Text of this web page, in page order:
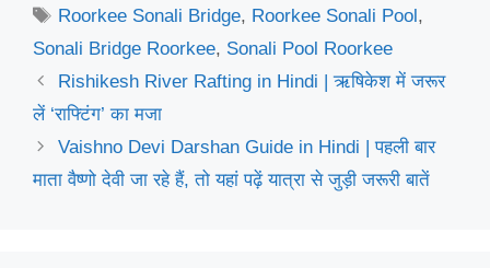
Tags
Roorkee Sonali Bridge, Roorkee Sonali Pool,
Sonali Bridge Roorkee, Sonali Pool Roorkee
Rishikesh River Rafting in Hindi | ऋषिकेश में जरूर
लें ‘राफ्टिंग’ का मजा
Vaishno Devi Darshan Guide in Hindi | पहली बार
माता वैष्णो देवी जा रहे हैं, तो यहां पढ़ें यात्रा से जुड़ी जरूरी बातें